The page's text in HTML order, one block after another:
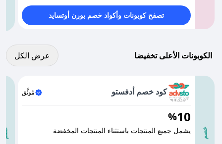
تصفح كوبونات وأكواد خصم بورن أوتسايد
الكوبونات الأعلى تخفيضا
عرض كل الكوبونات
عرض الكل
خصم
كود خصم أدفستو مُوثَّق
10
%
يشمل جميع المنتجات باستثناء المنتجات المخفضة خصم